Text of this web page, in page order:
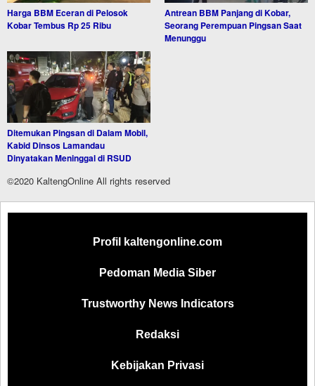
Harga BBM Eceran di Pelosok
Kobar Tembus Rp 25 Ribu
Antrean BBM Panjang di Kobar,
Seorang Perempuan Pingsan Saat
Menunggu
Ditemukan Pingsan di Dalam Mobil,
Kabid Dinsos Lamandau
Dinyatakan Meninggal di RSUD
©2020 KaltengOnline All rights reserved
Profil kaltengonline.com
Pedoman Media Siber
Trustworthy News Indicators
Redaksi
Kebijakan Privasi